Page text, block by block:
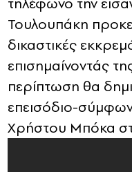
Τουλουπάκη
δικαστικές
επισημαίνοντάς
περίπτωση θα
επεισόδιο-
Χρήστου Μπόκα